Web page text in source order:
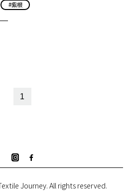
紫根
1
Journey. All rights reserved.